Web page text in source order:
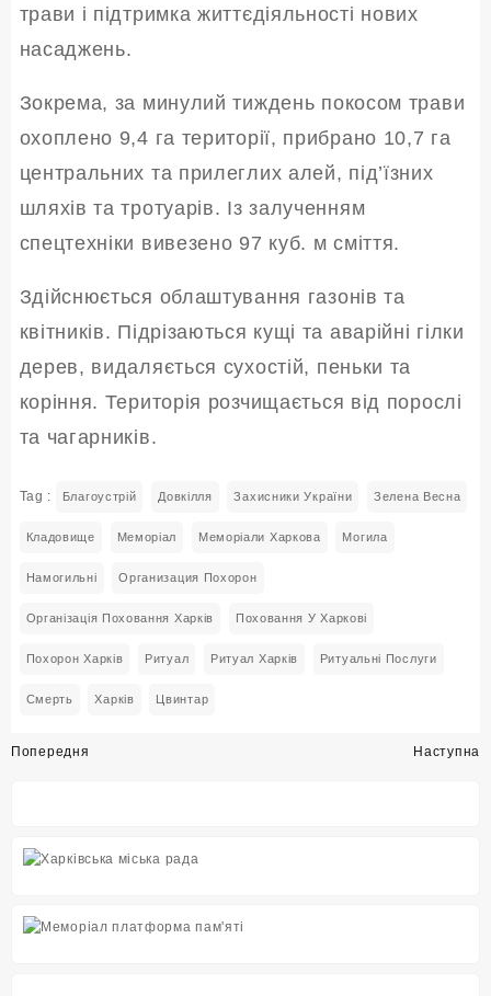
трави і підтримка життєдіяльності нових
насаджень.
Зокрема, за минулий тиждень покосом трави
охоплено 9,4 га території, прибрано 10,7 га
центральних та прилеглих алей, під’їзних
шляхів та тротуарів. Із залученням
спецтехніки вивезено 97 куб. м сміття.
Здійснюється облаштування газонів та
квітників. Підрізаються кущі та аварійні гілки
дерев, видаляється сухостій, пеньки та
коріння. Територія розчищається від порослі
та чагарників.
Tag : Благоустрій Довкілля Захисники України Зелена Весна
Кладовище Меморіал Меморіали Харкова Могила
Намогильні Организация Похорон
Організація Поховання Харків Поховання У Харкові
Похорон Харків Ритуал Ритуал Харків Ритуальні Послуги
Смерть Харків Цвинтар
Навігація
Попередня Наступна